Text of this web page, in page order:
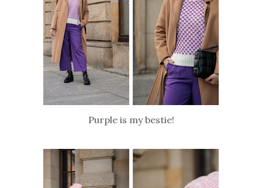
Purple is my bestie!